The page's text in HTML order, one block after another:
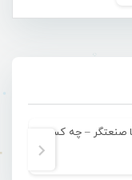
صنعتگر – چه کسی